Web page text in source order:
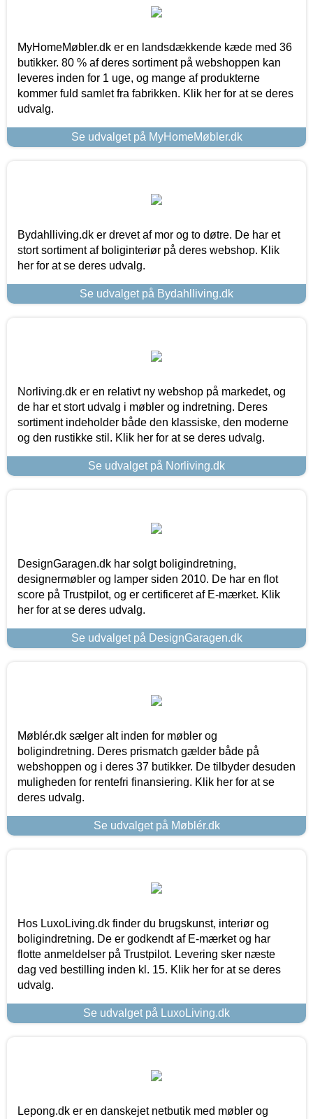
MyHomeMøbler.dk er en landsdækkende kæde med 36
butikker. 80 % af deres sortiment på webshoppen kan
leveres inden for 1 uge, og mange af produkterne
kommer fuld samlet fra fabrikken. Klik her for at se deres
udvalg.
Se udvalget på MyHomeMøbler.dk
Bydahlliving.dk er drevet af mor og to døtre. De har et
stort sortiment af boliginteriør på deres webshop. Klik
her for at se deres udvalg.
Se udvalget på Bydahlliving.dk
Norliving.dk er en relativt ny webshop på markedet, og
de har et stort udvalg i møbler og indretning. Deres
sortiment indeholder både den klassiske, den moderne
og den rustikke stil. Klik her for at se deres udvalg.
Se udvalget på Norliving.dk
DesignGaragen.dk har solgt boligindretning,
designermøbler og lamper siden 2010. De har en flot
score på Trustpilot, og er certificeret af E-mærket. Klik
her for at se deres udvalg.
Se udvalget på DesignGaragen.dk
Møblér.dk sælger alt inden for møbler og
boligindretning. Deres prismatch gælder både på
webshoppen og i deres 37 butikker. De tilbyder desuden
muligheden for rentefri finansiering. Klik her for at se
deres udvalg.
Se udvalget på Møblér.dk
Hos LuxoLiving.dk finder du brugskunst, interiør og
boligindretning. De er godkendt af E-mærket og har
flotte anmeldelser på Trustpilot. Levering sker næste
dag ved bestilling inden kl. 15. Klik her for at se deres
udvalg.
Se udvalget på LuxoLiving.dk
Lepong.dk er en danskejet netbutik med møbler og